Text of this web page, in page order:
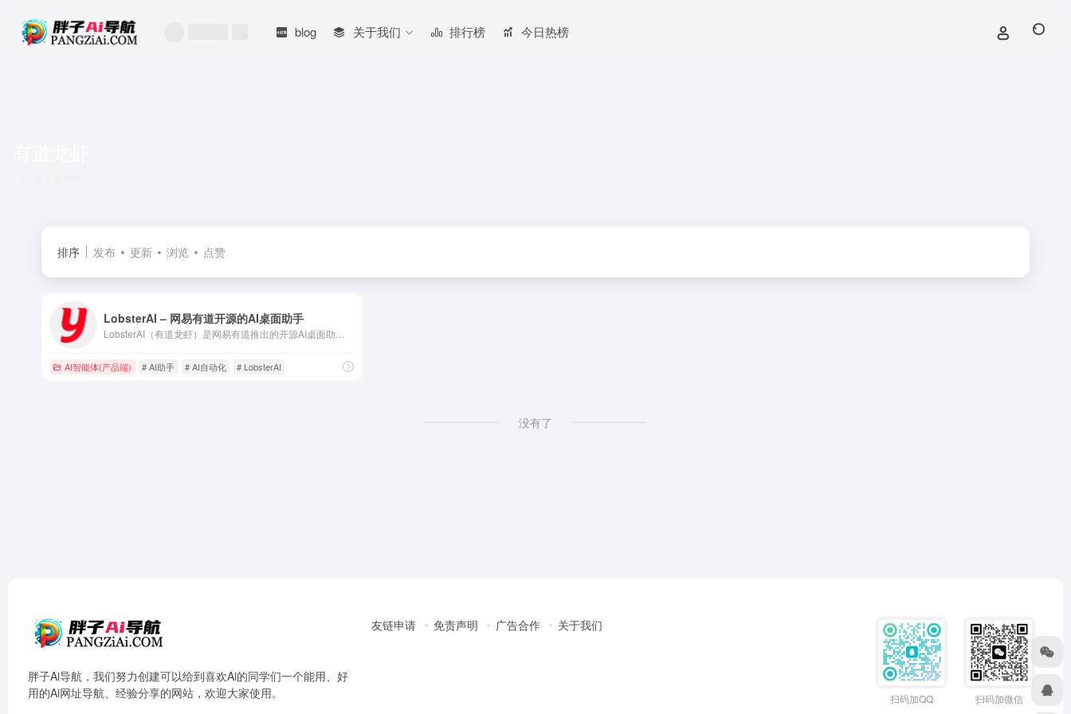
blog 关于我们 排行榜 今日热榜
排序 发布 更新 浏览 点赞
LobsterAI – 网易有道开源的AI桌面助手
AI智能体(产品端) # AI助手 # AI自动化 # LobsterAI
没有了
胖子Ai导航，我们努力创建可以给到喜欢Ai的同学们一个能用、好
用的Ai网址导航、经验分享的网站，欢迎大家使用。
友链申请 免责声明 广告合作 关于我们
扫码加QQ 扫码加微信